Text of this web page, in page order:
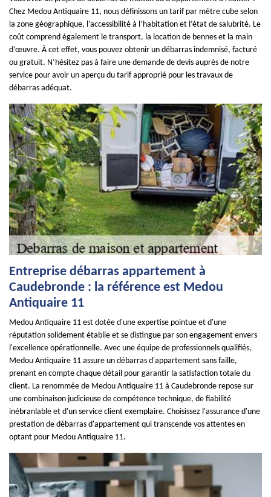
Chez Medou Antiquaire 11, nous définissons un tarif par mètre cube selon
la zone géographique, l’accessibilité à l’habitation et l’état de salubrité. Le
coût comprend également le transport, la location de bennes et la main
d’œuvre. À cet effet, vous pouvez obtenir un débarras indemnisé, facturé
ou gratuit. N’hésitez pas à faire une demande de devis auprès de notre
service pour avoir un aperçu du tarif approprié pour les travaux de
débarras adéquat.
Entreprise débarras appartement à
Caudebronde : la référence est Medou
Antiquaire 11
Medou Antiquaire 11 est dotée d'une expertise pointue et d'une
réputation solidement établie et se distingue par son engagement envers
l'excellence opérationnelle. Avec une équipe de professionnels qualifiés,
Medou Antiquaire 11 assure un débarras d'appartement sans faille,
prenant en compte chaque détail pour garantir la satisfaction totale du
client. La renommée de Medou Antiquaire 11 à Caudebronde repose sur
une combinaison judicieuse de compétence technique, de fiabilité
inébranlable et d'un service client exemplaire. Choisissez l'assurance d'une
prestation de débarras d'appartement qui transcende vos attentes en
optant pour Medou Antiquaire 11.